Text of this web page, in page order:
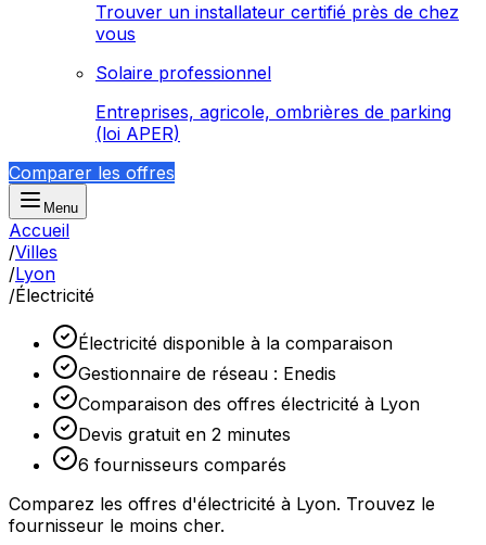
Trouver un installateur certifié près de chez
vous
Solaire professionnel
Entreprises, agricole, ombrières de parking
(loi APER)
Comparer les offres
Menu
Accueil
/Villes
/Lyon
/Électricité
Électricité disponible à la comparaison
Gestionnaire de réseau : Enedis
Comparaison des offres électricité à Lyon
Devis gratuit en 2 minutes
6 fournisseurs comparés
Comparez les offres d'électricité à Lyon. Trouvez le
fournisseur le moins cher.